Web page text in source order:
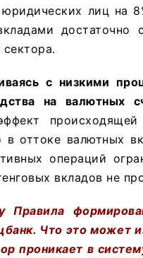
лиц на
достаточно
с низкими
на валютных
происходящей
оттоке валютных
операций
вкладов не
Что это может
проникает в